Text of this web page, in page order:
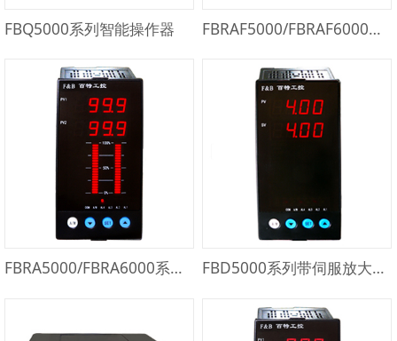
FBQ5000系列智能操作器 FBRAF5000/FBRAF6000系列带前馈控制算法和伺服放大器的回路热备冗余控制器
FBRA5000/FBRA6000系列回路热备冗余控制器 FBD5000系列带伺服放大器的智能操作器